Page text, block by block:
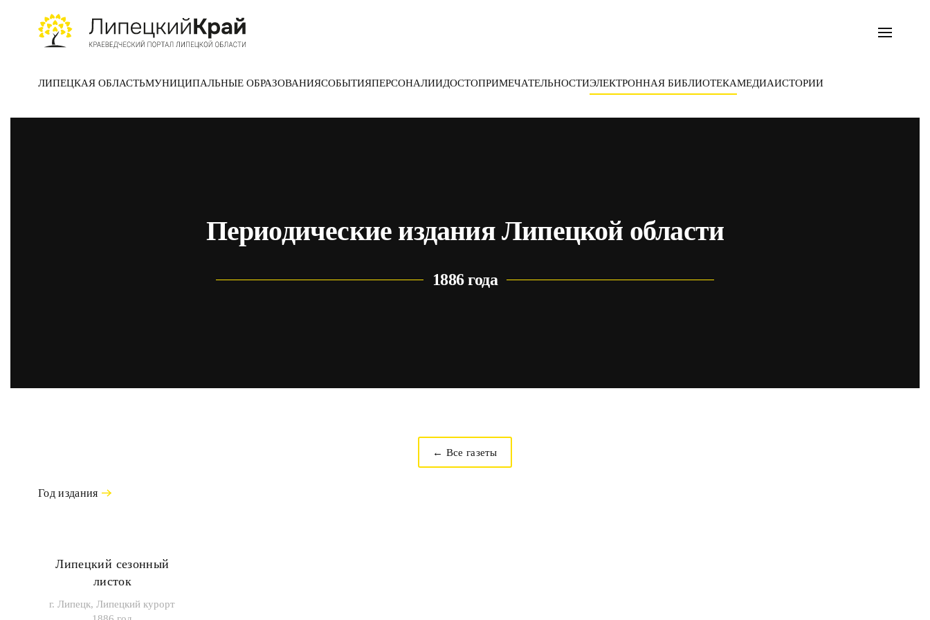
Skip to main content
ЛИПЕЦКАЯ ОБЛАСТЬМУНИЦИПАЛЬНЫЕ ОБРАЗОВАНИЯСОБЫТИЯПЕРСОНАЛИИДОСТОПРИМЕЧАТЕЛЬНОСТИЭЛЕКТРОННАЯ БИБЛИОТЕКАМЕДИАИСТОРИИ
Периодические издания Липецкой области
1886 года
← Все газеты
Год издания
Липецкий сезонный
листок
г. Липецк, Липецкий курорт